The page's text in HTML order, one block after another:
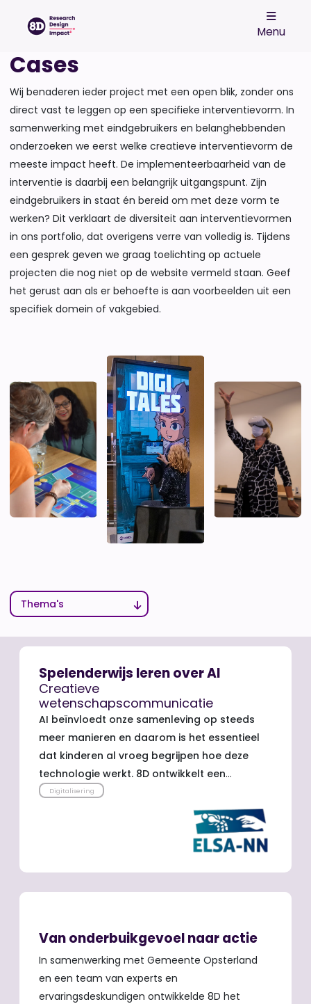
Menu
Cases
Wij benaderen ieder project met een open blik, zonder ons
direct vast te leggen op een specifieke interventievorm. In
samenwerking met eindgebruikers en belanghebbenden
onderzoeken we eerst welke creatieve interventievorm de
meeste impact heeft. De implementeerbaarheid van de
interventie is daarbij een belangrijk uitgangspunt. Zijn
eindgebruikers in staat én bereid om met deze vorm te
werken? Dit verklaart de diversiteit aan interventievormen
in ons portfolio, dat overigens verre van volledig is. Tijdens
een gesprek geven we graag toelichting op actuele
projecten die nog niet op de website vermeld staan. Geef
het gerust aan als er behoefte is aan voorbeelden uit een
specifiek domein of vakgebied.
Spelenderwijs leren over AI
Creatieve
wetenschapscommunicatie
AI beïnvloedt onze samenleving op steeds
meer manieren en daarom is het essentieel
dat kinderen al vroeg begrijpen hoe deze
technologie werkt. 8D ontwikkelt een
modulair lesprogramma waarin AI tastbaar
wordt gemaakt via interactieve spellen. Het
programma is inzetbaar op verschillende
locaties, zoals festivals, musea of (mobiele)
Digitalisering
Van onderbuikgevoel naar actie
In samenwerking met Gemeente Opsterland
en een team van experts en
ervaringsdeskundigen ontwikkelde 8D het